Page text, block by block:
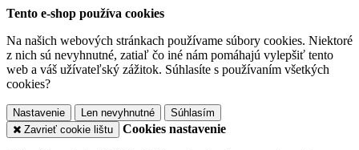
Tento e-shop používa cookies
Na našich webových stránkach používame súbory cookies. Niektoré
z nich sú nevyhnutné, zatiaľ čo iné nám pomáhajú vylepšiť tento
web a váš užívateľský zážitok. Súhlasíte s používaním všetkých
cookies?
Nastavenie Len nevyhnutné
Súhlasím
Zavrieť cookie lištu
Cookies nastavenie